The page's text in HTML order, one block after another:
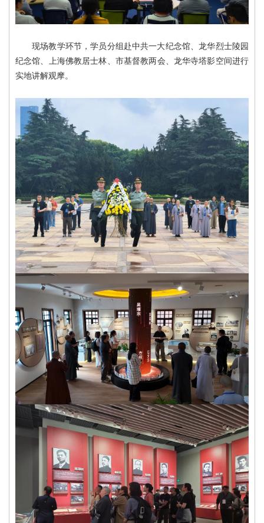
现场教学环节，学员分组赴中共一大纪念馆、龙华烈士陵园
纪念馆、上海佛教居士林、市基督教两会、龙华寺塔影空间进行
实地讲解观摩。